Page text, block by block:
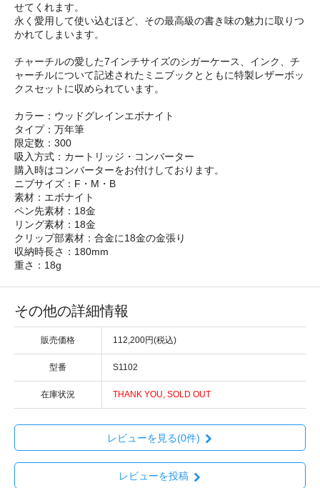
せてくれます。
永く愛用して使い込むほど、その最高級の書き味の魅力に取りつ
かれてしまいます。
チャーチルの愛した7インチサイズのシガーケース、インク、チ
ャーチルについて記述されたミニブックとともに特製レザーボッ
クスセットに収められています。
カラー：ウッドグレインエボナイト
タイプ：万年筆
限定数：300
吸入方式：カートリッジ・コンバーター
購入時はコンバーターをお付けしております。
ニブサイズ：F・M・B
素材：エボナイト
ペン先素材：18金
リング素材：18金
クリップ部素材：合金に18金の金張り
収納時長さ：180mm
重さ：18g
その他の詳細情報
販売価格 112,200円(税込)
型番 S1102
在庫状況 THANK YOU, SOLD OUT
レビューを見る(0件)
レビューを投稿